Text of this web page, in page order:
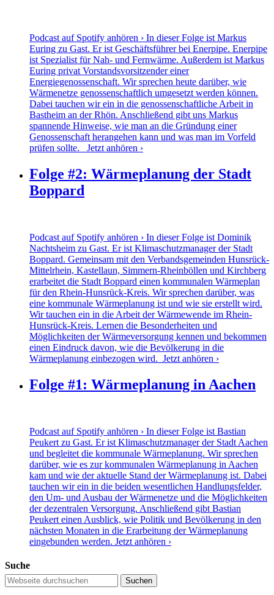
Podcast auf Spotify anhören › In dieser Folge ist Markus
Euring zu Gast. Er ist Geschäftsführer bei Enerpipe. Enerpipe
ist Spezialist für Nah- und Fernwärme. Außerdem ist Markus
Euring privat Vorstandsvorsitzender einer
Energiegenossenschaft. Wir sprechen heute darüber, wie
Wärmenetze genossenschaftlich umgesetzt werden können.
Dabei tauchen wir ein in die genossenschaftliche Arbeit in
Bastheim an der Rhön. Anschließend gibt uns Markus
spannende Hinweise, wie man an die Gründung einer
Genossenschaft herangehen kann und was man im Vorfeld
prüfen sollte. Jetzt anhören ›
Folge #2: Wärmeplanung der Stadt
Boppard
Podcast auf Spotify anhören › In dieser Folge ist Dominik
Nachtsheim zu Gast. Er ist Klimaschutzmanager der Stadt
Boppard. Gemeinsam mit den Verbandsgemeinden Hunsrück-
Mittelrhein, Kastellaun, Simmern-Rheinböllen und Kirchberg
erarbeitet die Stadt Boppard einen kommunalen Wärmeplan
für den Rhein-Hunsrück-Kreis. Wir sprechen darüber, was
eine kommunale Wärmeplanung ist und wie sie erstellt wird.
Wir tauchen ein in die Arbeit der Wärmewende im Rhein-
Hunsrück-Kreis. Lernen die Besonderheiten und
Möglichkeiten der Wärmeversorgung kennen und bekommen
einen Eindruck davon, wie die Bevölkerung in die
Wärmeplanung einbezogen wird. Jetzt anhören ›
Folge #1: Wärmeplanung in Aachen
Podcast auf Spotify anhören › In dieser Folge ist Bastian
Peukert zu Gast. Er ist Klimaschutzmanager der Stadt Aachen
und begleitet die kommunale Wärmeplanung. Wir sprechen
darüber, wie es zur kommunalen Wärmeplanung in Aachen
kam und wie der aktuelle Stand der Wärmeplanung ist. Dabei
tauchen wir ein in die beiden wesentlichen Handlungsfelder,
den Um- und Ausbau der Wärmenetze und die Möglichkeiten
der dezentralen Versorgung. Anschließend gibt Bastian
Peukert einen Ausblick, wie Politik und Bevölkerung in den
nächsten Monaten in die Erarbeitung der Wärmeplanung
eingebunden werden. Jetzt anhören ›
Suche
Suchen
nach: